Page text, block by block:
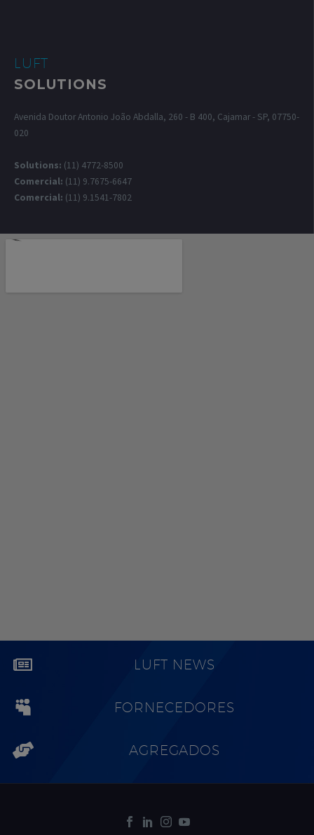
LUFT
SOLUTIONS
Avenida Doutor Antonio João Abdalla, 260 - B 400, Cajamar - SP, 07750-
020
Solutions: (11) 4772-8500
Comercial: (11) 9.7675-6647
Comercial: (11) 9.1541-7802
LUFT NEWS
FORNECEDORES
AGREGADOS